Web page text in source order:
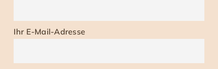
Ihr E-Mail-Adresse